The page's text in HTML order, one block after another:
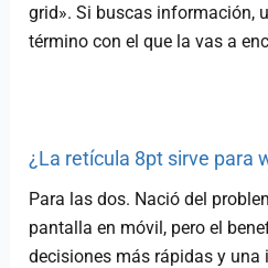
grid». Si buscas información,
término con el que la vas a
¿La retícula 8pt sirve para
Para las dos. Nació del
pantalla en móvil, pero el
decisiones más rápidas y una